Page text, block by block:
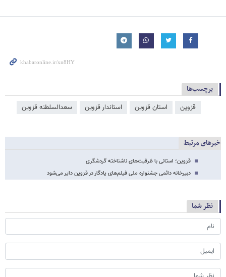
برچسب‌ها
قزوین استان قزوین استاندار قزوین سعدالسلطنه قزوین
خبرهای مرتبط
قزوین؛ استانی با ظرفیت‌های ناشناخته گردشگری
دبیرخانه دائمی جشنواره ملی فیلم‌های یادگار در قزوین دایر می‌شود
نظر شما